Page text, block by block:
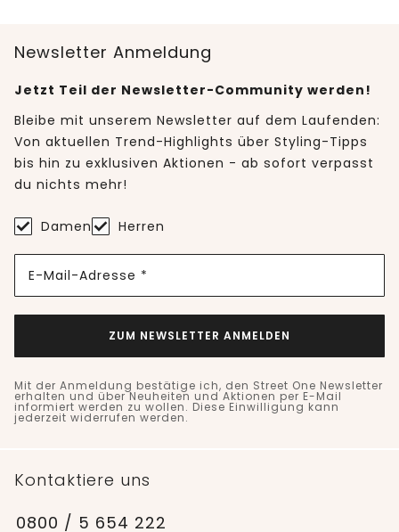
Newsletter Anmeldung
Jetzt Teil der Newsletter-Community werden!
Bleibe mit unserem Newsletter auf dem Laufenden:
Von aktuellen Trend-Highlights über Styling-Tipps
bis hin zu exklusiven Aktionen - ab sofort verpasst
du nichts mehr!
Damen Herren
E-Mail-Adresse *
ZUM NEWSLETTER ANMELDEN
Mit der Anmeldung bestätige ich, den Street One Newsletter
erhalten und über Neuheiten und Aktionen per E-Mail
informiert werden zu wollen. Diese Einwilligung kann
jederzeit widerrufen werden.
Kontaktiere uns
0800 / 5 654 222